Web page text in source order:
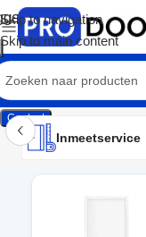
Skip to navigation
Skip to main content
Contact
Inmeetservice
Montageservice
Advies op maat
Showroom
Inmeetservice